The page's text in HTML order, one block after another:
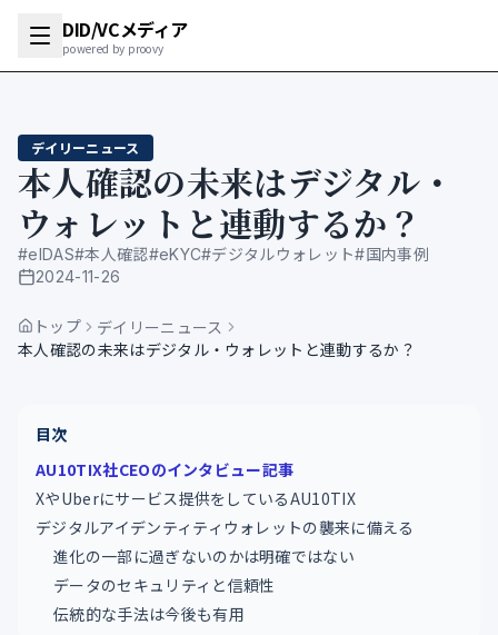
DID/VCメディア
powered by proovy
デイリーニュース
本人確認の未来はデジタル・
ウォレットと連動するか？
#eIDAS#本人確認#eKYC#デジタルウォレット#国内事例
公開日
2024-11-26
トップ
デイリーニュース
本人確認の未来はデジタル・ウォレットと連動するか？
目次
AU10TIX社CEOのインタビュー記事
XやUberにサービス提供をしているAU10TIX
デジタルアイデンティティウォレットの襲来に備える
進化の一部に過ぎないのかは明確ではない
データのセキュリティと信頼性
伝統的な手法は今後も有用